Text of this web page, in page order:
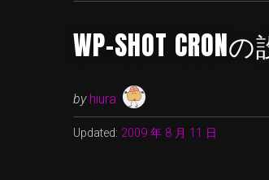
WP-SHOT CRON
by hiura
Updated: 2009 年 8 月 11 日